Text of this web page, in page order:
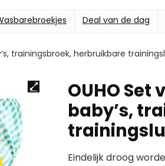
Deal van de dag
trainingsbroek, herbruikbare
OUHO
baby’s,
Eindelijk droog